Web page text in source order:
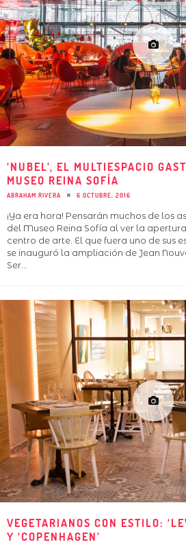
‘NUBEL’, EL MULTIESPACIO
MUSEO REINA SOFÍA
ABRAHAM RIVERA 6 OCTUBRE, 2016
¡Ya era hora! Pensarán muchos de los
del Museo Reina Sofía al ver la
centro de arte. El que fuera uno de sus
se inauguró la ampliación de Jean
Ser
VEGETARIANOS CON ESTILO:
Y ‘COPENHAGEN’